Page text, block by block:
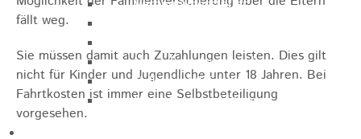
Vergnügungssteuer
Hallenbenutzungsgebühren
Hallenbad & Freibad
Verwaltungsgebühren
fällt weg.
Sie müssen damit auch Zuzahlungen leisten. Dies gilt
nicht für Kinder und Jugendliche unter 18 Jahren. Bei
Fahrtkosten ist immer eine Selbstbeteiligung
vorgesehen.